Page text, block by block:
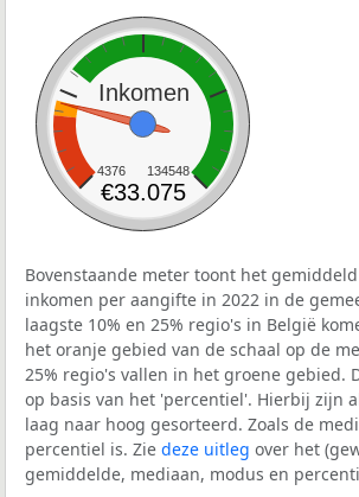
Inkomen
4376 134548
€33.075
Bovenstaande meter toont het
inkomen per aangifte in 2022 in de
laagste 10% en 25% regio's in België
het oranje gebied van de schaal op de
25% regio's vallen in het groene gebied.
op basis van het 'percentiel'. Hierbij zijn
laag naar hoog gesorteerd. Zoals de
percentiel is. Zie deze uitleg over het
gemiddelde, mediaan, modus en